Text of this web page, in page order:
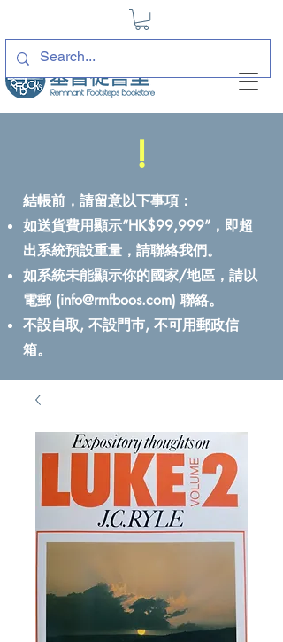
!
結帳前，請留意以下事項：
如送貨費用顯示“HK$99,999”，即超
出系統預設重量，請聯絡我們。
如系統未能顯示你的國家/地區，請以
電郵 (info@rmfboos.com) 聯絡。
不設自取, 不設門巿, 不可用郵政信
箱。